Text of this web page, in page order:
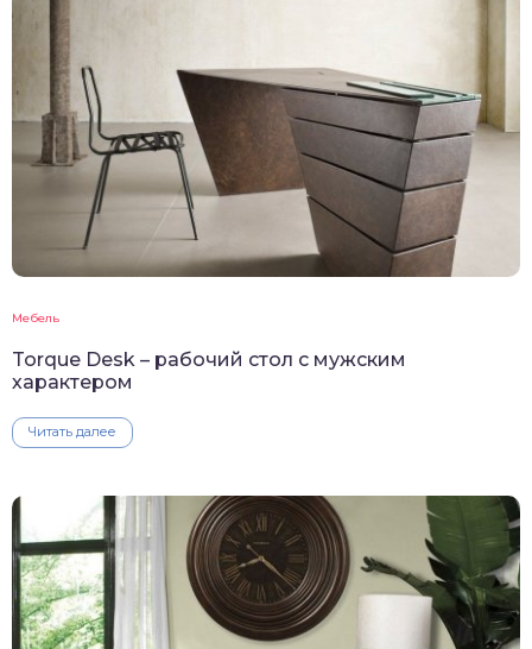
Мебель
Torque Desk – рабочий стол с мужским
характером
Читать далее